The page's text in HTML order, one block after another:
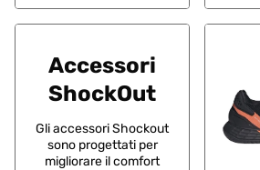
Accessori
ShockOut
Gli accessori Shockout
sono progettati per
migliorare il comfort